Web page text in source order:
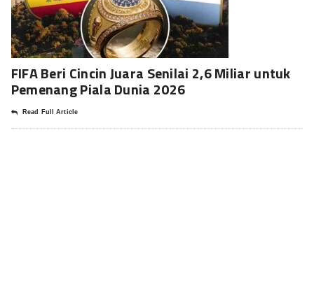
FIFA Beri Cincin Juara Senilai 2,6 Miliar untuk
Pemenang Piala Dunia 2026
Read Full Article